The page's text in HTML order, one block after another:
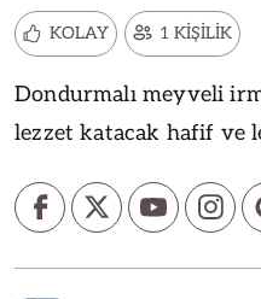
KOLAY 1 KİŞİLİK
Dondurmalı meyveli
lezzet katacak hafif ve